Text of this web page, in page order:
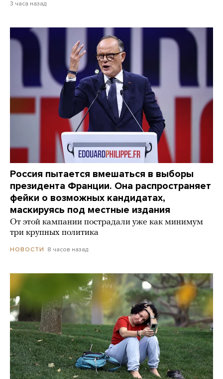
3 часа назад
Россия пытается вмешаться в выборы
президента Франции. Она распространяет
фейки о возможных кандидатах,
маскируясь под местные издания
От этой кампании пострадали уже как минимум
три крупных политика
НОВОСТИ 8 часов назад